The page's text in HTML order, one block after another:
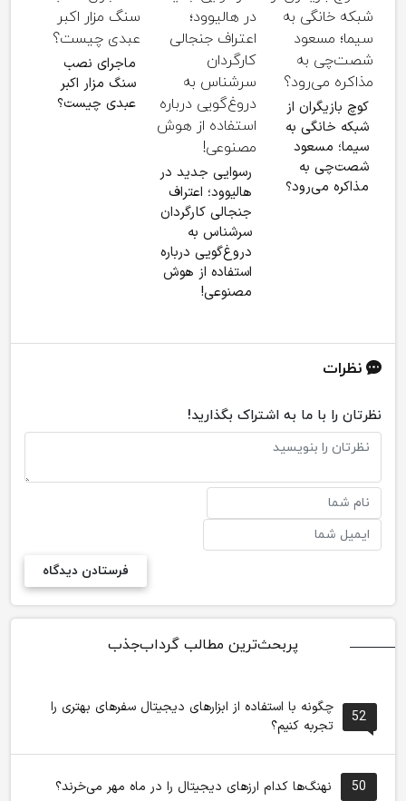
کوچ بازیگران از
شبکه خانگی به
سیما؛ مسعود
شصت‌چی به
مذاکره می‌رود؟
رسوایی جدید در
هالیوود؛ اعتراف
جنجالی کارگردان
سرشناس به
دروغ‌گویی درباره
استفاده از هوش
مصنوعی!
ماجرای نصب
سنگ مزار اکبر
عبدی چیست؟
نظرات
نظرتان را با ما به اشتراک بگذارید!
پربحث‌ترین مطالب گرداب‌جذب
52
چگونه با استفاده از ابزارهای دیجیتال سفرهای بهتری را
تجربه کنیم؟
50 نهنگ‌ها کدام ارزهای دیجیتال را در ماه مهر می‌خرند؟